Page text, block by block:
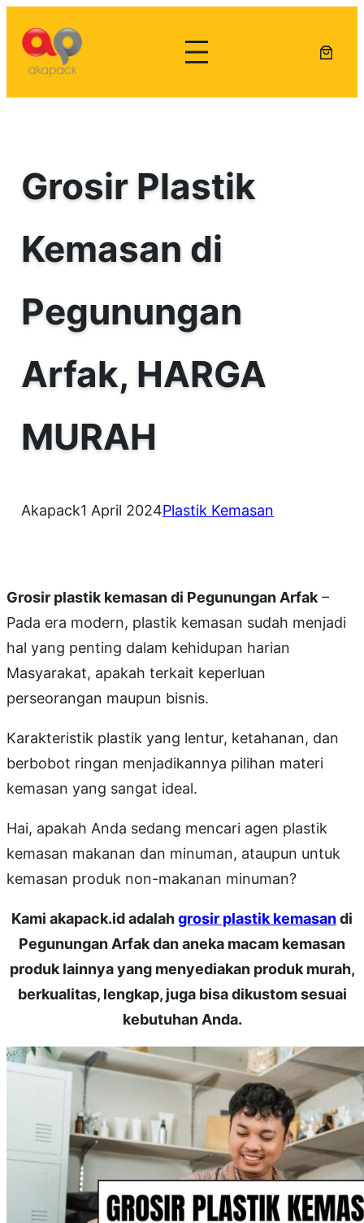
konten
Grosir Plastik
Kemasan di
Pegunungan
Arfak, HARGA
MURAH
Akapack1 April 2024Plastik Kemasan
Grosir plastik kemasan di Pegunungan Arfak –
Pada era modern, plastik kemasan sudah menjadi
hal yang penting dalam kehidupan harian
Masyarakat, apakah terkait keperluan
perseorangan maupun bisnis.
Karakteristik plastik yang lentur, ketahanan, dan
berbobot ringan menjadikannya pilihan materi
kemasan yang sangat ideal.
Hai, apakah Anda sedang mencari agen plastik
kemasan makanan dan minuman, ataupun untuk
kemasan produk non-makanan minuman?
Kami akapack.id adalahgrosir plastik kemasandi
Pegunungan Arfak dan aneka macam kemasan
produk lainnya yang menyediakan produk murah,
berkualitas, lengkap, juga bisa dikustom sesuai
kebutuhan Anda.